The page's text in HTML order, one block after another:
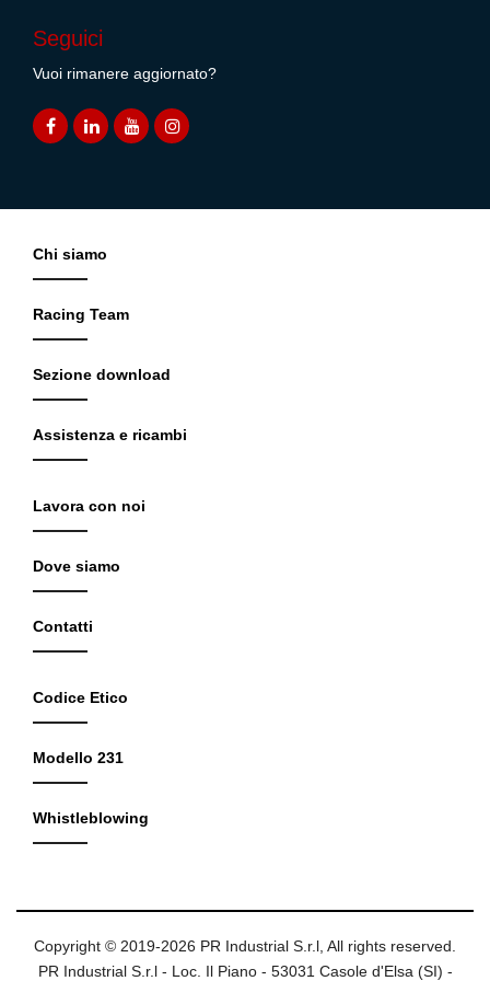
Seguici
Vuoi rimanere aggiornato?
Chi siamo
Racing Team
Sezione download
Assistenza e ricambi
Lavora con noi
Dove siamo
Contatti
Codice Etico
Modello 231
Whistleblowing
Copyright © 2019-2026 PR Industrial S.r.l, All rights reserved.
PR Industrial S.r.l - Loc. Il Piano - 53031 Casole d'Elsa (SI) -